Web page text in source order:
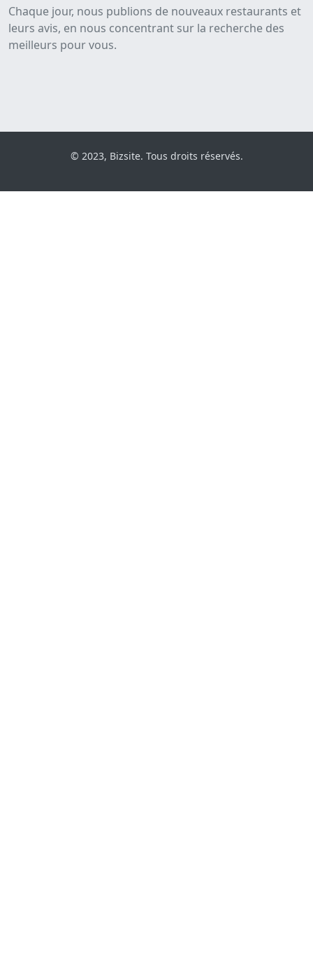
Chaque jour, nous publions de nouveaux restaurants et
leurs avis, en nous concentrant sur la recherche des
meilleurs pour vous.
© 2023, Bizsite. Tous droits réservés.